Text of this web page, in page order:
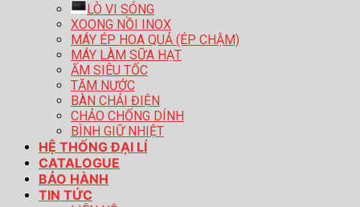
LÒ VI SÓNG
XOONG NỒI INOX
MÁY ÉP HOA QUẢ (ÉP CHẬM)
MÁY LÀM SỮA HẠT
ẤM SIÊU TỐC
TĂM NƯỚC
BÀN CHẢI ĐIỆN
CHẢO CHỐNG DÍNH
BÌNH GIỮ NHIỆT
HỆ THỐNG ĐẠI LÍ
CATALOGUE
BẢO HÀNH
TIN TỨC